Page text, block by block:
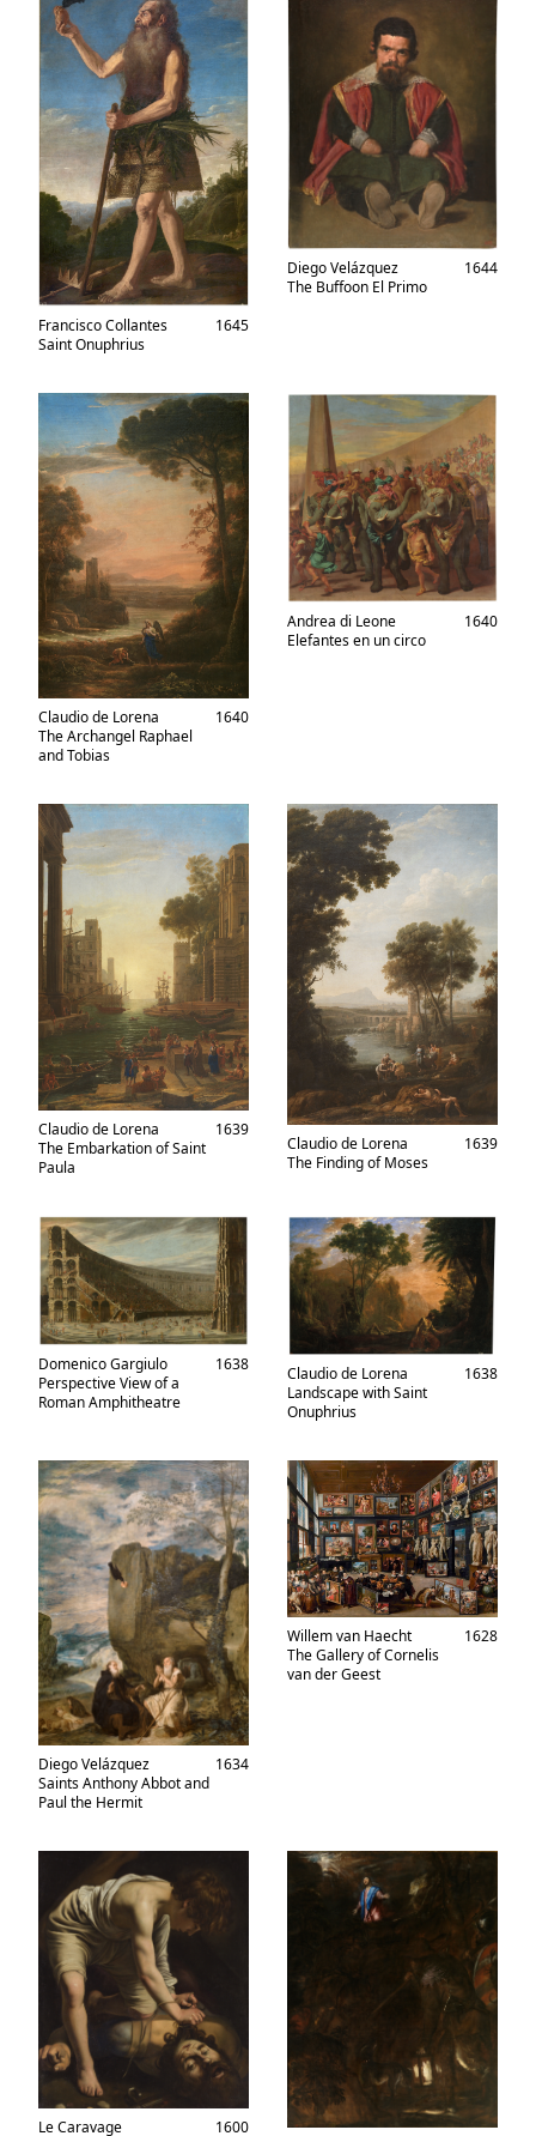
Francisco Collantes
Saint Onuphrius
1645
Diego Velázquez
The Buffoon El Primo
1644
Claudio de Lorena
The Archangel Raphael
and Tobias
1640
Andrea di Leone
Elefantes en un circo
1640
Claudio de Lorena
The Embarkation of Saint
Paula
1639
Claudio de Lorena
The Finding of Moses
1639
Domenico Gargiulo
Perspective View of a
Roman Amphitheatre
1638
Claudio de Lorena
Landscape with Saint
Onuphrius
1638
Diego Velázquez
Saints Anthony Abbot and
Paul the Hermit
1634
Willem van Haecht
The Gallery of Cornelis
van der Geest
1628
Le Caravage
1600